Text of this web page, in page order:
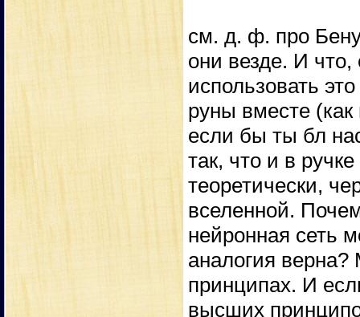
см. д. ф. про
они везде. И
использовать
руны вместе (как
если бы ты бл
так, что и в
теоретически,
вселенной.
нейронная сеть
аналогия верна?
принципах. И
высших